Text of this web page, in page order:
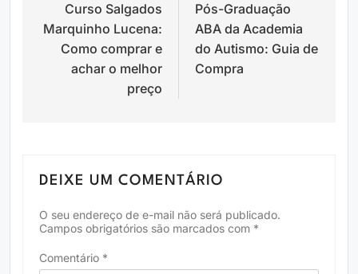
Post
Curso Salgados
Marquinho Lucena:
Como comprar e
achar o melhor
preço
Pós-Graduação
ABA da Academia
do Autismo: Guia de
Compra
DEIXE UM COMENTÁRIO
O seu endereço de e-mail não será publicado.
Campos obrigatórios são marcados com *
Comentário *